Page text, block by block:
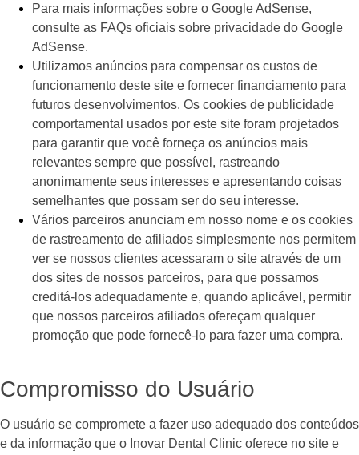
Para mais informações sobre o Google AdSense,
consulte as FAQs oficiais sobre privacidade do Google
AdSense.
Utilizamos anúncios para compensar os custos de
funcionamento deste site e fornecer financiamento para
futuros desenvolvimentos. Os cookies de publicidade
comportamental usados ​​por este site foram projetados
para garantir que você forneça os anúncios mais
relevantes sempre que possível, rastreando
anonimamente seus interesses e apresentando coisas
semelhantes que possam ser do seu interesse.
Vários parceiros anunciam em nosso nome e os cookies
de rastreamento de afiliados simplesmente nos permitem
ver se nossos clientes acessaram o site através de um
dos sites de nossos parceiros, para que possamos
creditá-los adequadamente e, quando aplicável, permitir
que nossos parceiros afiliados ofereçam qualquer
promoção que pode fornecê-lo para fazer uma compra.
Compromisso do Usuário
O usuário se compromete a fazer uso adequado dos conteúdos
e da informação que o Inovar Dental Clinic oferece no site e